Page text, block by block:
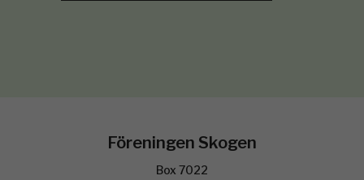
Föreningen Skogen
Box 7022